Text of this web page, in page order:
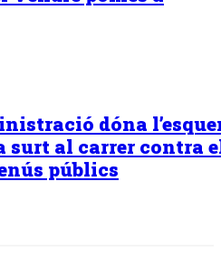
dóna
surt al carrer contra
públics